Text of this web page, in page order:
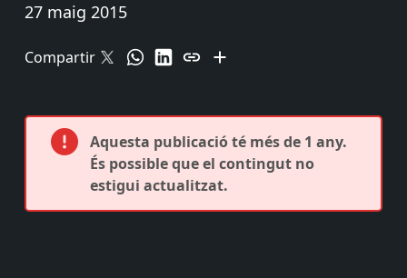
27 maig 2015
Compartir
Aquesta publicació té més de 1 any.
És possible que el contingut no
estigui actualitzat.